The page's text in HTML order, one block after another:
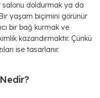
salonu doldurmak ya da
yaşam biçimini görünür
bir bağ kurmak ve
kazandırmaktır. Çünkü
ise tasarlanır.